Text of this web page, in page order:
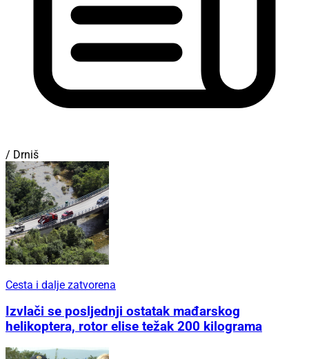
/ Drniš
Cesta i dalje zatvorena
Izvlači se posljednji ostatak mađarskog
helikoptera, rotor elise težak 200 kilograma